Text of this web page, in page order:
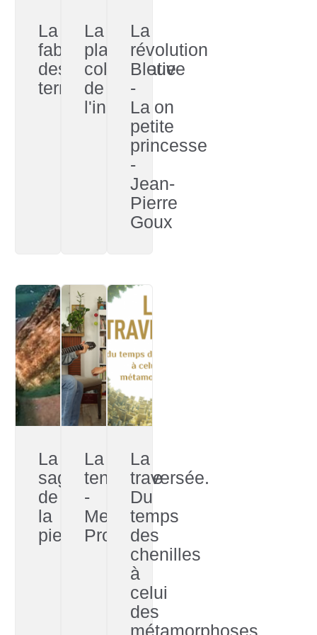
La
fabrique
des
terriens
La
playlist
collaborative
de
l'innovation
La
révolution
Bleue
-
La
petite
princesse
-
Jean-
Pierre
Goux
La
sagesse
de
la
pieuvre
La
tendresse
-
Melkoni
Project
La
traversée.
Du
temps
des
chenilles
à
celui
des
métamorphoses